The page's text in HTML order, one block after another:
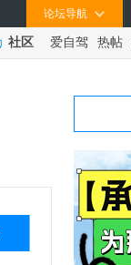
论坛导航
社区 爱自驾 热帖